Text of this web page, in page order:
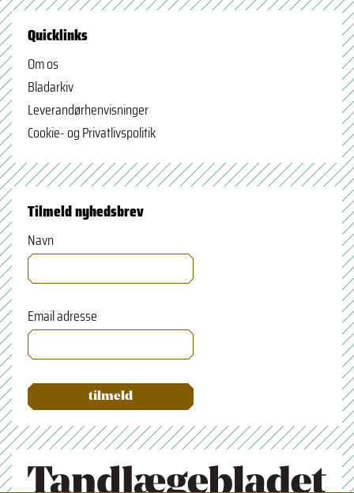
Quicklinks
Om os
Bladarkiv
Leverandørhenvisninger
Cookie- og Privatlivspolitik
Tilmeld nyhedsbrev
Navn
Email adresse